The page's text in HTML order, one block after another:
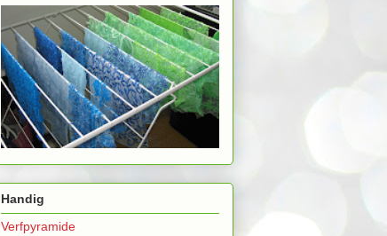
Handig
Verfpyramide